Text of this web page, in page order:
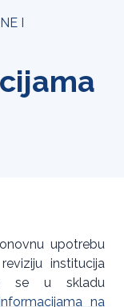
I
upotrebu
institucija
se u skladu
na